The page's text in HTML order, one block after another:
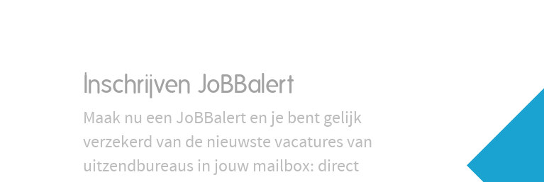
Inschrijven JoBBalert
Maak nu een JoBBalert en je bent gelijk
verzekerd van de nieuwste vacatures van
uitzendbureaus in jouw mailbox: direct